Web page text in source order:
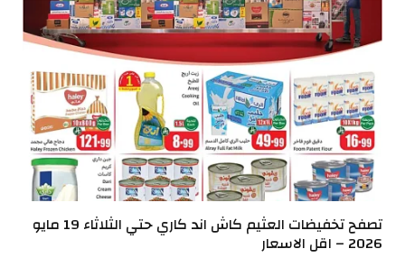
تصفح تخفيضات العثيم كاش اند كاري حتي الثلاثاء 19 مايو
2026 – اقل الاسعار